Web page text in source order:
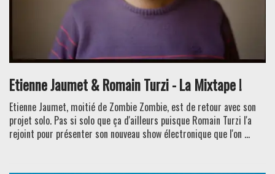
Etienne Jaumet & Romain Turzi - La Mixtape !
Etienne Jaumet, moitié de Zombie Zombie, est de retour avec son
projet solo. Pas si solo que ça d'ailleurs puisque Romain Turzi l'a
rejoint pour présenter son nouveau show électronique que l'on ...